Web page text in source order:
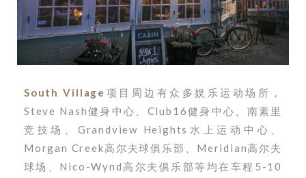
South Village 项目周边有众多娱乐运动场所，
Steve Nash健身中心、Club16健身中心、南素里
竞技场、Grandview Heights水上运动中心、
Morgan Creek高尔夫球俱乐部、Meridian高尔夫
球场、Nico-Wynd高尔夫俱乐部等均在车程5-10